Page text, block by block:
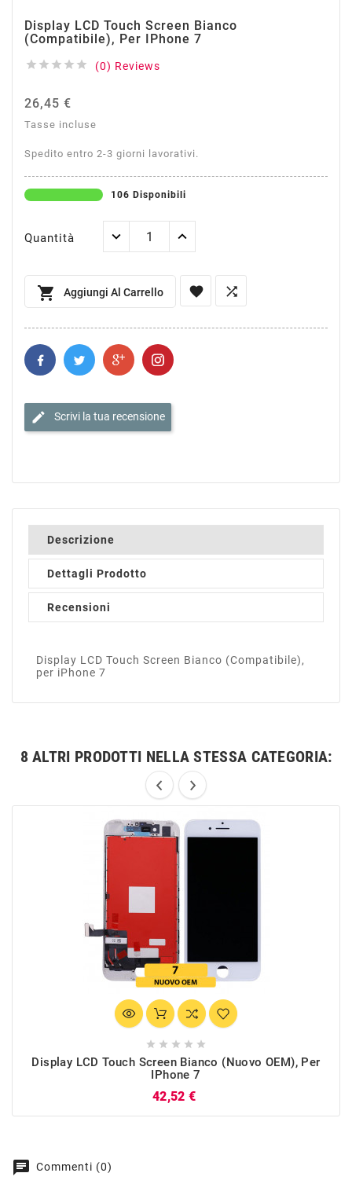
Display LCD Touch Screen Bianco
(Compatibile), Per IPhone 7
     (0) Reviews
26,45 €
Tasse incluse
Spedito entro 2-3 giorni lavorativi.
106 Disponibili
Quantità
 Aggiungi Al Carrello  
edit Scrivi la tua recensione
Descrizione
Dettagli Prodotto
Recensioni
Display LCD Touch Screen Bianco (Compatibile),
per iPhone 7
8 ALTRI PRODOTTI NELLA STESSA CATEGORIA:
    
Display LCD Touch Screen Bianco (Nuovo OEM), Per
IPhone 7
42,52 €
chat Commenti (0)